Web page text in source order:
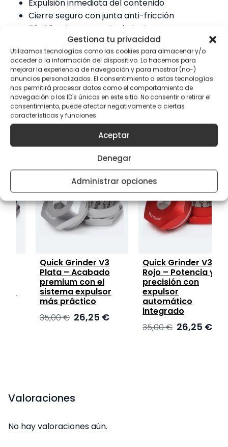
Gestiona tu privacidad
Utilizamos tecnologías como las cookies para almacenar y/o
acceder a la información del dispositivo. Lo hacemos para
mejorar la experiencia de navegación y para mostrar (no-)
anuncios personalizados. El consentimiento a estas tecnologías
nos permitirá procesar datos como el comportamiento de
navegación o los ID's únicos en este sitio. No consentir o retirar el
consentimiento, puede afectar negativamente a ciertas
características y funciones.
Aceptar
Denegar
Administrar opciones
Expulsión inmediata del contenido
Cierre seguro con junta anti-fricción
Fácil limpieza y mantenimiento
Alta durabilidad
Compacto, portátil y eficiente
Productos relacionados conQuick
Grinder V3 Azul – Tritura especias sin
esfuerzo con el expulsor integrado
Quick Grinder V3
Plata – Acabado
premium con el
sistema expulsor
más práctico
35,00€El26,25€El
Quick Grinder V3
Rojo – Potencia y
precisión con
expulsor
automático
integrado
35,00€El26,25€El
Valoraciones
No hay valoraciones aún.